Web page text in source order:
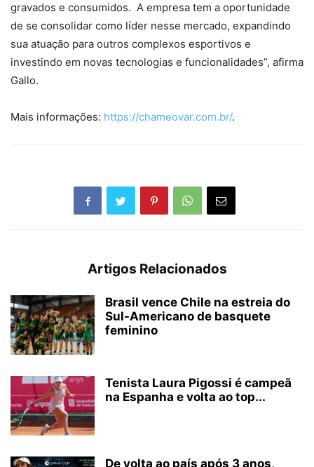
gravados e consumidos. A empresa tem a oportunidade
de se consolidar como líder nesse mercado, expandindo
sua atuação para outros complexos esportivos e
investindo em novas tecnologias e funcionalidades”, afirma
Gallo.
Mais informações: https://chameovar.com.br/.
Artigos Relacionados
Brasil vence Chile na estreia do
Sul-Americano de basquete
feminino
Tenista Laura Pigossi é campeã
na Espanha e volta ao top...
De volta ao país após 3 anos,